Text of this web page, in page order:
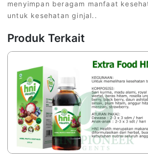
menyimpan beragam manfaat
untuk kesehatan ginjal..
Produk Terkait